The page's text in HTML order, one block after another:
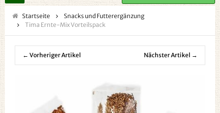
navigation
Startseite
Snacks und Futterergänzung
Tima Ernte-Mix Vorteilspack
← Vorheriger Artikel Nächster Artikel →